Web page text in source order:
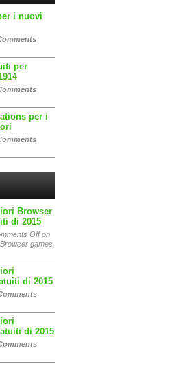
i nuovi
per
per i
Browser
di 2015
Offon
games
di 2015
di 2015